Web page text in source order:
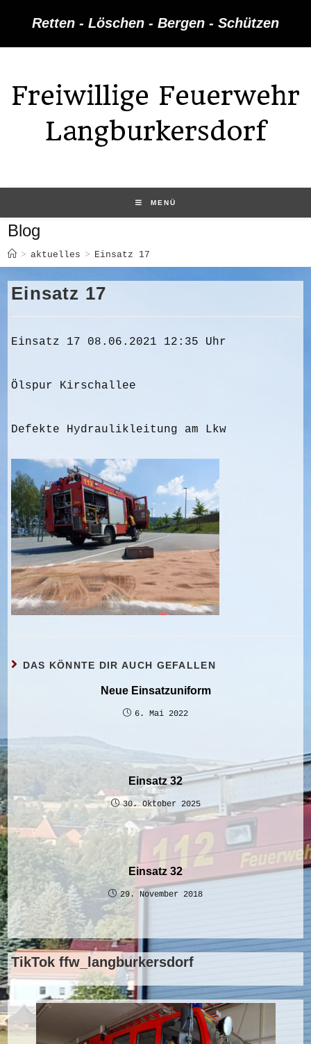
Retten - Löschen - Bergen - Schützen
Freiwillige Feuerwehr
Langburkersdorf
MENÜ
Blog
> aktuelles > Einsatz 17
Einsatz 17
Einsatz 17 08.06.2021 12:35 Uhr
Ölspur Kirschallee
Defekte Hydraulikleitung am Lkw
DAS KÖNNTE DIR AUCH GEFALLEN
Neue Einsatzuniform
6. Mai 2022
Einsatz 32
30. Oktober 2025
Einsatz 32
29. November 2018
TikTok ffw_langburkersdorf